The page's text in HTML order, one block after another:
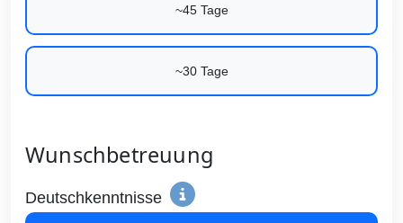
~45 Tage
~30 Tage
Wunschbetreuung
Deutschkenntnisse